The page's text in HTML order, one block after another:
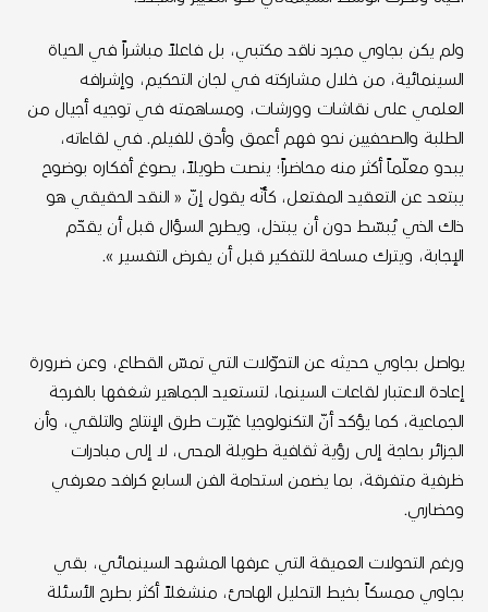
ولم يكن بجاوي مجرد ناقد مكتبي، بل فاعلاً مباشراً في الحياة
السينمائية، من خلال مشاركته في لجان التحكيم، وإشرافه
العلمي على نقاشات وورشات، ومساهمته في توجيه أجيال من
الطلبة والصحفيين نحو فهم أعمق وأدق للفيلم. في لقاءاته،
يبدو معلّماً أكثر منه محاضراً؛ ينصت طويلاً، يصوغ أفكاره بوضوح
يبتعد عن التعقيد المفتعل، كأنّه يقول إنّ « النقد الحقيقي هو
ذاك الذي يُبسّط دون أن يبتذل، ويطرح السؤال قبل أن يقدّم
الإجابة، ويترك مساحة للتفكير قبل أن يفرض التفسير ».
يواصل بجاوي حديثه عن التحوّلات التي تمسّ القطاع، وعن ضرورة
إعادة الاعتبار لقاعات السينما، لتستعيد الجماهير شغفها بالفرجة
الجماعية، كما يؤكد أنّ التكنولوجيا غيّرت طرق الإنتاج والتلقي، وأن
الجزائر بحاجة إلى رؤية ثقافية طويلة المدى، لا إلى مبادرات
ظرفية متفرقة، بما يضمن استدامة الفن السابع كرافد معرفي
وحضاري.
ورغم التحولات العميقة التي عرفها المشهد السينمائي، بقي
بجاوي ممسكاً بخيط التحليل الهادئ، منشغلاً أكثر بطرح الأسئلة